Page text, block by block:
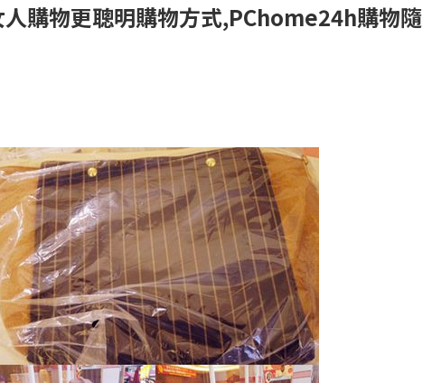
購物更聰明購物方式,PChome24h購物隨